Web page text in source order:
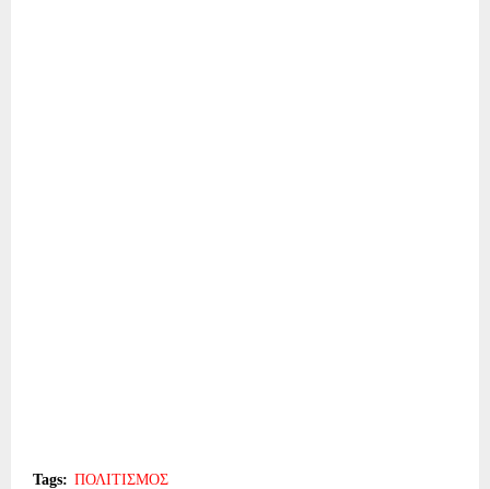
Tags: ΠΟΛΙΤΙΣΜΟΣ